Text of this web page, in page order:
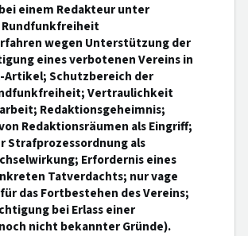
einem Redakteur unter
wegen Unterstützung der
eines verbotenen Vereins in
Schutzbereich der
Vertraulichkeit
Redaktionsgeheimnis;
Redaktionsräumen als Eingriff;
Strafprozessordnung als
Erfordernis eines
Tatverdachts; nur vage
das Fortbestehen des Vereins;
bei Erlass einer
nicht bekannter Gründe).